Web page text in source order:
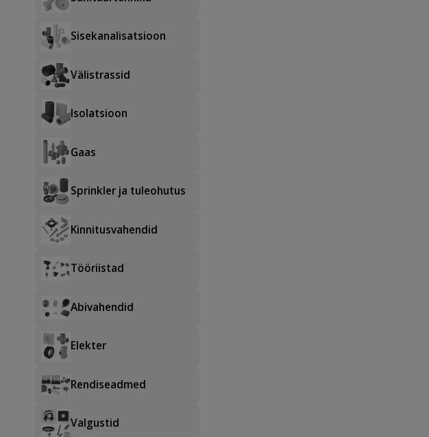
Sisekanalisatsioon
Välistrassid
Isolatsioon
Gaas
Sprinkler ja tuleohutus
Kinnitusvahendid
Tööriistad
Abivahendid
Elekter
Rendiseadmed
Valgustid